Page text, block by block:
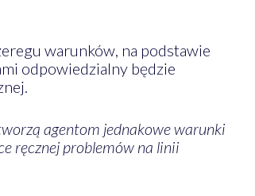
warunków, na podstawie
odpowiedzialny będzie
agentom jednakowe warunki
ręcznej problemów na linii